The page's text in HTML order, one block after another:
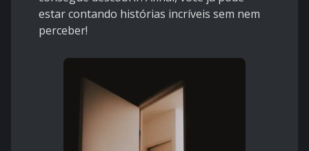
estar contando histórias incríveis sem nem
perceber!